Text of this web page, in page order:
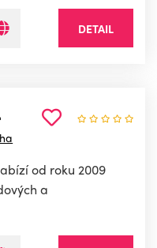
DETAIL
od roku 2009
a